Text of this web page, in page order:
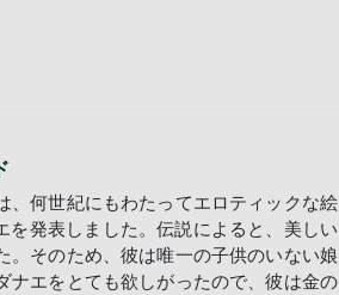
、何世紀にもわたってエロティックな絵
を発表しました。伝説によると、美しい
。そのため、彼は唯一の子供のいない娘
ナエをとても欲しがったので、彼は金の